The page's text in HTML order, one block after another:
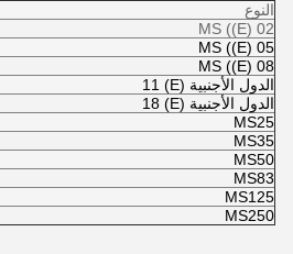
النوع
MS ((E) 02
MS ((E) 05
MS ((E) 08
الدول الأجنبية (E) 11
الدول الأجنبية (E) 18
MS25
MS35
MS50
MS83
MS125
MS250